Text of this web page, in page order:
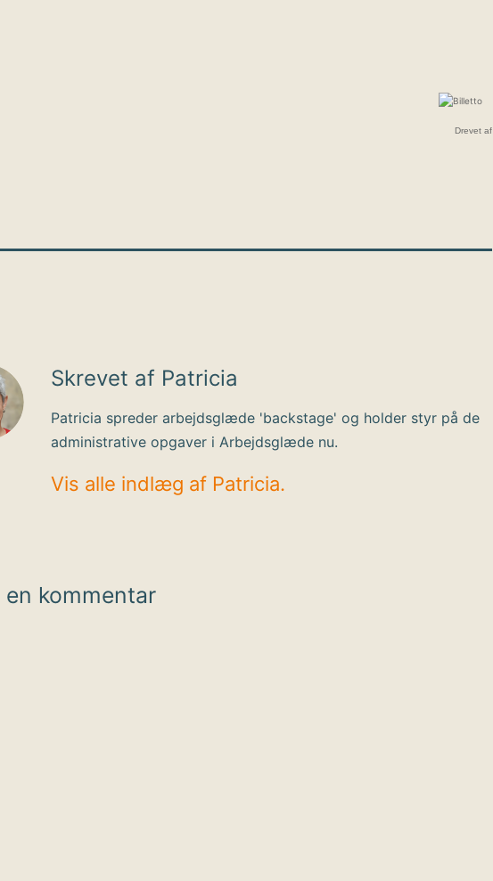
Drevet af
Skrevet af Patricia
Patricia spreder arbejdsglæde 'backstage' og holder styr på de
administrative opgaver i Arbejdsglæde nu.
Vis alle indlæg af Patricia.
en kommentar